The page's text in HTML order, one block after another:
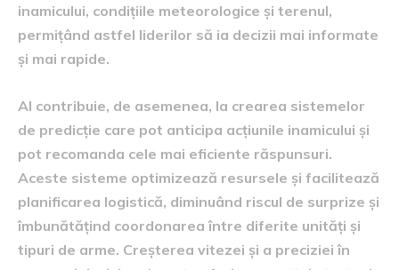
inamicului, condițiile meteorologice și terenul,
permițând astfel liderilor să ia decizii mai informate
și mai rapide.
AI contribuie, de asemenea, la crearea sistemelor
de predicție care pot anticipa acțiunile inamicului și
pot recomanda cele mai eficiente răspunsuri.
Aceste sisteme optimizează resursele și facilitează
planificarea logistică, diminuând riscul de surprize și
îmbunătățind coordonarea între diferite unități și
tipuri de arme. Creșterea vitezei și a preciziei în